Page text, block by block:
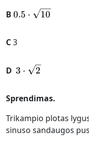
B 0.5\cdot
0.5 ⋅ 10
C3
D 3\cdot \sqrt
3 ⋅ 2
Sprendimas.
Trikampio plotas
sinuso sandaugos